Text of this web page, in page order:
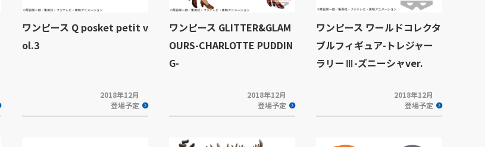
ワンピース Q posket petit v
ol.3
2018年12月
登場予定
ワンピース GLITTER&GLAM
OURS-CHARLOTTE PUDDIN
G-
2018年12月
登場予定
ワンピース ワールドコレクタ
ブルフィギュア-トレジャー
ラリーⅢ-ズニーシャver.
2018年12月
登場予定